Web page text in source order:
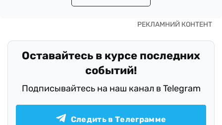
Оставайтесь в курсе последних
событий!
Подписывайтесь на наш канал в Telegram
Следить в Телеграмме